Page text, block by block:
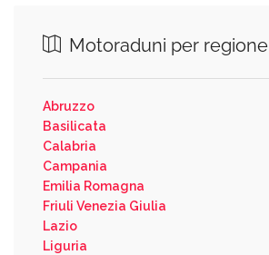
Motoraduni per regione
Abruzzo
Basilicata
Calabria
Campania
Emilia Romagna
Friuli Venezia Giulia
Lazio
Liguria